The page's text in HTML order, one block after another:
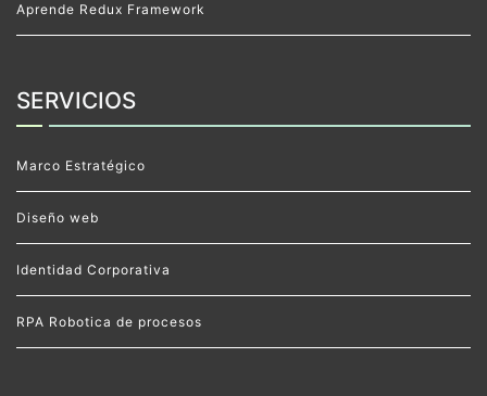
Aprende Redux Framework
SERVICIOS
Marco Estratégico
Diseño web
Identidad Corporativa
RPA Robotica de procesos